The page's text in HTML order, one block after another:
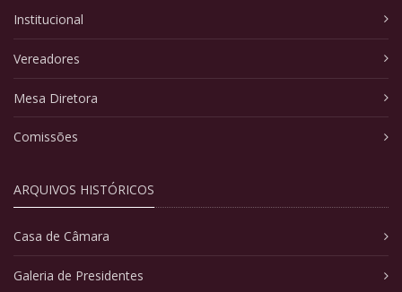
Institucional
Vereadores
Mesa Diretora
Comissões
ARQUIVOS HISTÓRICOS
Casa de Câmara
Galeria de Presidentes